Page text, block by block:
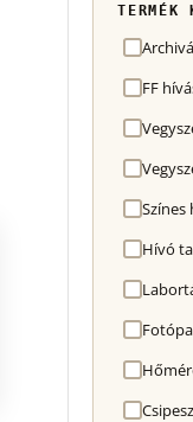
TERMÉK
FF
Színes
Hívó